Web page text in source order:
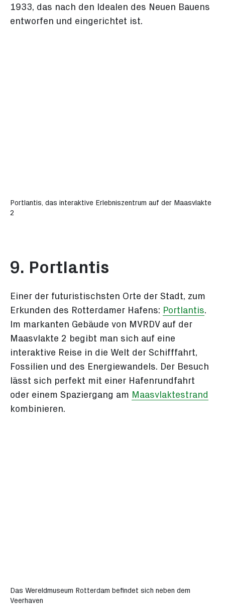
1933, das nach den Idealen des Neuen Bauens
entworfen und eingerichtet ist.
Portlantis, das interaktive Erlebniszentrum auf der Maasvlakte
2
9. Portlantis
Einer der futuristischsten Orte der Stadt, zum
Erkunden des Rotterdamer Hafens: Portlantis.
Im markanten Gebäude von MVRDV auf der
Maasvlakte 2 begibt man sich auf eine
interaktive Reise in die Welt der Schifffahrt,
Fossilien und des Energiewandels. Der Besuch
lässt sich perfekt mit einer Hafenrundfahrt
oder einem Spaziergang am Maasvlaktestrand
kombinieren.
Das Wereldmuseum Rotterdam befindet sich neben dem
Veerhaven